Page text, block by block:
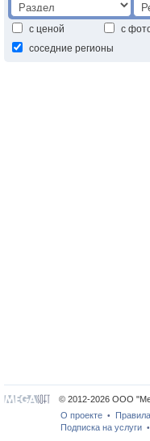
с ценой с
соседние регионы
© 2012-2026 ООО
О проекте • Правила
Подписка на услуги •